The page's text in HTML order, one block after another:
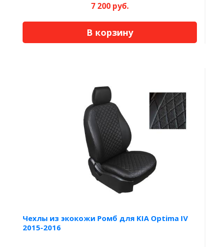
7 200 руб.
В корзину
Чехлы из экокожи Ромб для KIA Optima IV
2015-2016